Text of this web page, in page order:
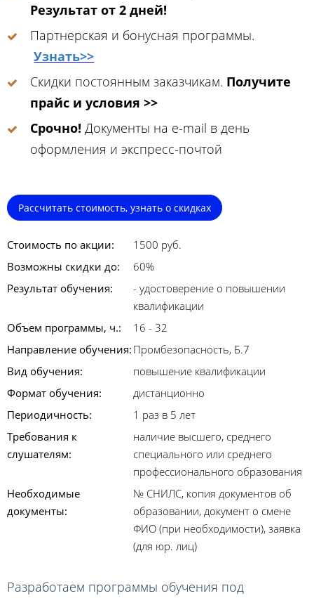
Результат от 2 дней!
Партнерская и бонусная программы.
Узнать>>
Скидки постоянным заказчикам. Получите
прайс и условия >>
Срочно! Документы на e-mail в день
оформления и экспресс-почтой
Рассчитать стоимость, узнать о скидках
Стоимость по акции:
1500 руб.
Возможны скидки до:
60%
Результат обучения:
- удостоверение о повышении
квалификации
Объем программы, ч.:
16 - 32
Направление обучения: Промбезопасность, Б.7
Вид обучения:
повышение квалификации
Формат обучения:
дистанционно
Периодичность:
1 раз в 5 лет
Требования к
слушателям:
наличие высшего, среднего
специального или среднего
профессионального образования
Необходимые
документы:
№ СНИЛС, копия документов об
образовании, документ о смене
ФИО (при необходимости), заявка
(для юр. лиц)
Разработаем программы обучения под